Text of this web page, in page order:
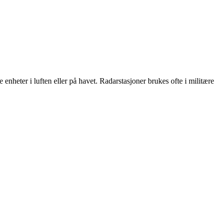
enheter i luften eller på havet. Radarstasjoner brukes ofte i militære